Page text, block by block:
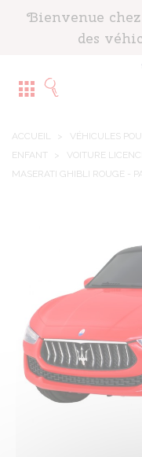
Bienvenue
des
ACCUEIL > VÉHICULES
ENFANT
> VOITURE
MASERATI GHIBLI ROUGE -